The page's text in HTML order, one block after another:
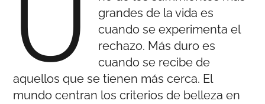
U
grandes de la vida es
cuando se experimenta el
rechazo. Más duro es
cuando se recibe de
aquellos que se tienen más cerca. El
mundo centran los criterios de belleza en